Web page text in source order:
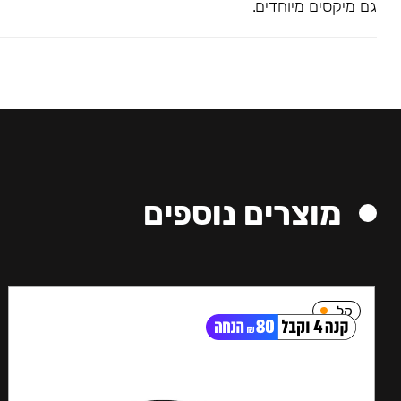
גם מיקסים מיוחדים.
מוצרים נוספים
קל